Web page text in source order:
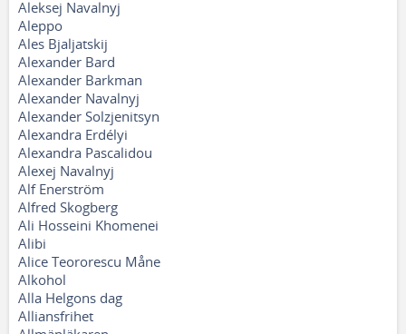
Aleksej Navalnyj
Aleppo
Ales Bjaljatskij
Alexander Bard
Alexander Barkman
Alexander Navalnyj
Alexander Solzjenitsyn
Alexandra Erdélyi
Alexandra Pascalidou
Alexej Navalnyj
Alf Enerström
Alfred Skogberg
Ali Hosseini Khomenei
Alibi
Alice Teororescu Måne
Alkohol
Alla Helgons dag
Alliansfrihet